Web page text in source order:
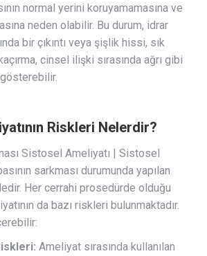
normal yerini koruyamamasına ve
neden olabilir. Bu durum, idrar
bir çıkıntı veya şişlik hissi, sık
cinsel ilişki sırasında ağrı gibi
Riskleri Nelerdir?
Sistosel Ameliyatı | Sistosel
sarkması durumunda yapılan
Her cerrahi prosedürde olduğu
da bazı riskleri bulunmaktadır.
Ameliyat sırasında kullanılan